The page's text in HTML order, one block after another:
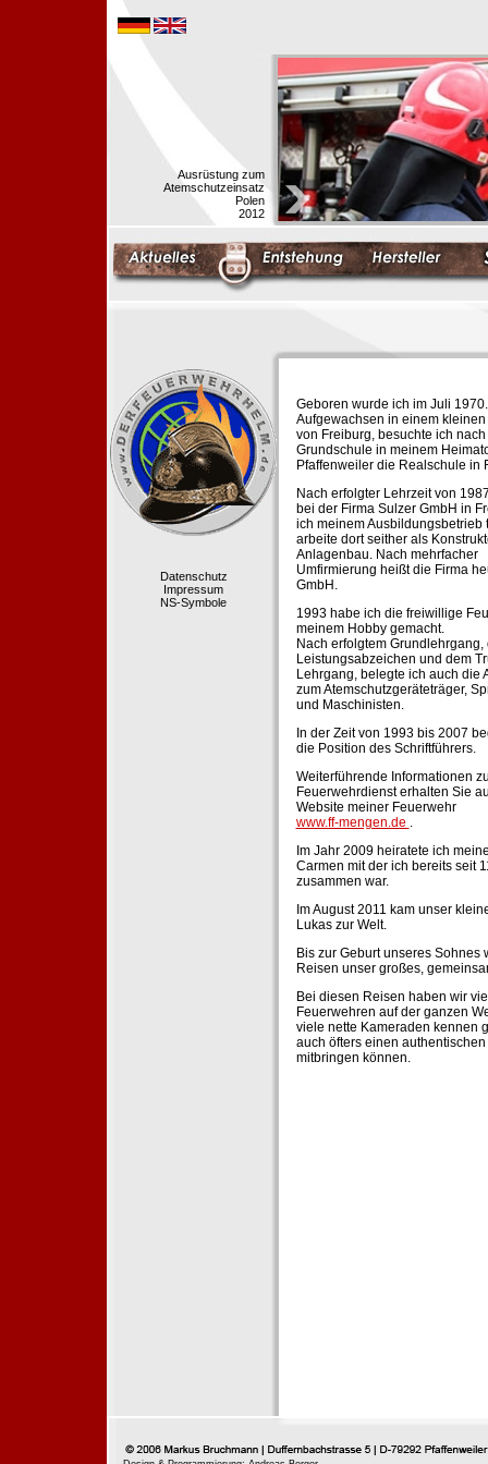
Ausrüstung zum
Atemschutzeinsatz
Polen
2012
Datenschutz
Impressum
NS-Symbole
Geboren wurde ich im Juli 1970.
Aufgewachsen in einem kleinen
von Freiburg, besuchte ich nach
Grundschule in meinem
Pfaffenweiler die Realschule in
Nach erfolgter Lehrzeit von
bei der Firma Sulzer GmbH in
ich meinem Ausbildungsbetrieb
arbeite dort seither als
Anlagenbau. Nach mehrfacher
Umfirmierung heißt die Firma
GmbH.
1993 habe ich die freiwillige
meinem Hobby gemacht.
Nach erfolgtem Grundlehrgang,
Leistungsabzeichen und dem
Lehrgang, belegte ich auch die
zum Atemschutzgeräteträger,
und Maschinisten.
In der Zeit von 1993 bis 2007
die Position des Schriftführers.
Weiterführende Informationen
Feuerwehrdienst erhalten Sie
Website meiner Feuerwehr
www.ff-mengen.de .
Im Jahr 2009 heiratete ich
Carmen mit der ich bereits seit
zusammen war.
Im August 2011 kam unser
Lukas zur Welt.
Bis zur Geburt unseres Sohnes
Reisen unser großes,
Bei diesen Reisen haben wir
Feuerwehren auf der ganzen
viele nette Kameraden kennen
auch öfters einen
mitbringen können.